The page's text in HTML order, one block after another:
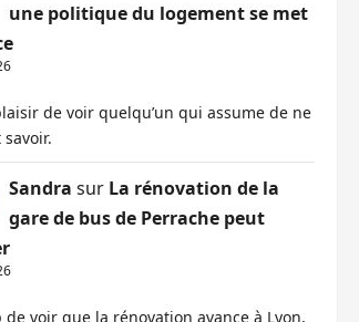
une politique du logement se met
de voir quelqu’un qui assume de ne
Sandra sur La rénovation de la
gare de bus de Perrache peut
de voir que la rénovation avance à Lyon,